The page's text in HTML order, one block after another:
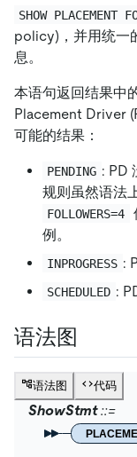
SHOW PLACEMENT
policy)，并用统一
息。
本语句返回结果中
Placement Driver
可能的结果：
PENDING : PD
规则虽然语法
FOLLOWERS=4
例。
INPROGRESS :
SCHEDULED :
语法图
语法图 代码
ShowStmt